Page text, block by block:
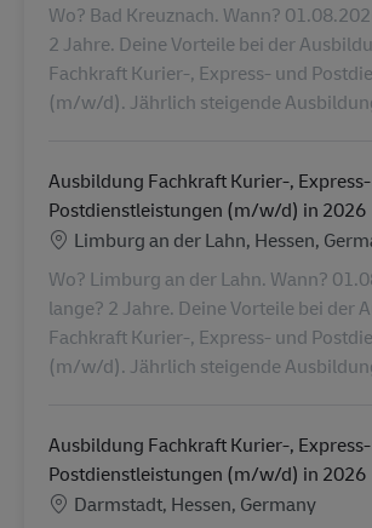
Wo? Bad Kreuznach. Wann?
2 Jahre. Deine Vorteile bei der
Fachkraft Kurier-, Express- und
(m/w/d). Jährlich steigende
Ausbildung Fachkraft Kurier-,
Postdienstleistungen (m/w/d) in 2026
Location
Limburg an der Lahn, Hessen,
Wo? Limburg an der Lahn. Wann?
lange? 2 Jahre. Deine Vorteile bei der
Fachkraft Kurier-, Express- und
(m/w/d). Jährlich steigende
Ausbildung Fachkraft Kurier-,
Postdienstleistungen (m/w/d) in 2026
Location
Darmstadt, Hessen, Germany